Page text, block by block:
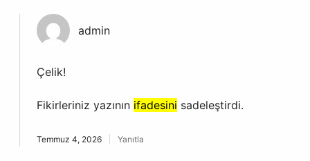
admin
Çelik!
Fikirleriniz yazının ifadesini sadeleştirdi.
Temmuz 4, 2026 Yanıtla